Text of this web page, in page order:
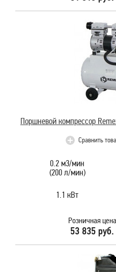
Поршневой компрессор
Сравнить
0.2 м3/мин
(200 л/мин)
1.1 кВт
Розничная цена
53 835 руб.